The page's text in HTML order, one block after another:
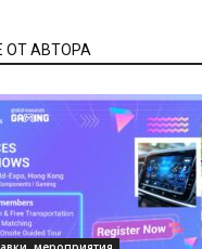
ОТ АВТОРА